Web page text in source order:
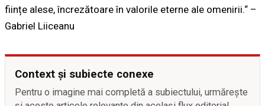
ființe alese, încrezătoare în valorile eterne ale omenirii.“ –
Gabriel Liiceanu
Context și subiecte conexe
Pentru o imagine mai completă a subiectului, urmărește